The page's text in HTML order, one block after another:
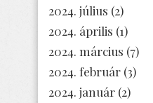
2024. július (2)
2024. április (1)
2024. március (7)
2024. február (3)
2024. január (2)